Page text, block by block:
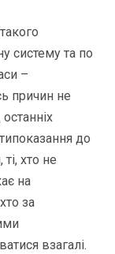
систему та по
–
причин не
до
хто не
на
за
взагалі.